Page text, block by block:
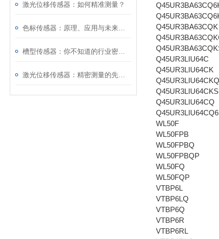
激光位移传感器：如何精准测量？
Q45UR3BA63CQK
Q45UR3LIU64C
Q45UR3LIU64CK
Q45UR3LIU64CKQ
Q45UR3LIU64CKS
Q45UR3LIU64CQ
Q45UR3LIU64CQ6
WL50F
WL50FPB
WL50FPBQ
WL50FPBQP
WL50FQ
WL50FQP
VTBP6L
VTBP6LQ
VTBP6Q
VTBP6R
VTBP6RL